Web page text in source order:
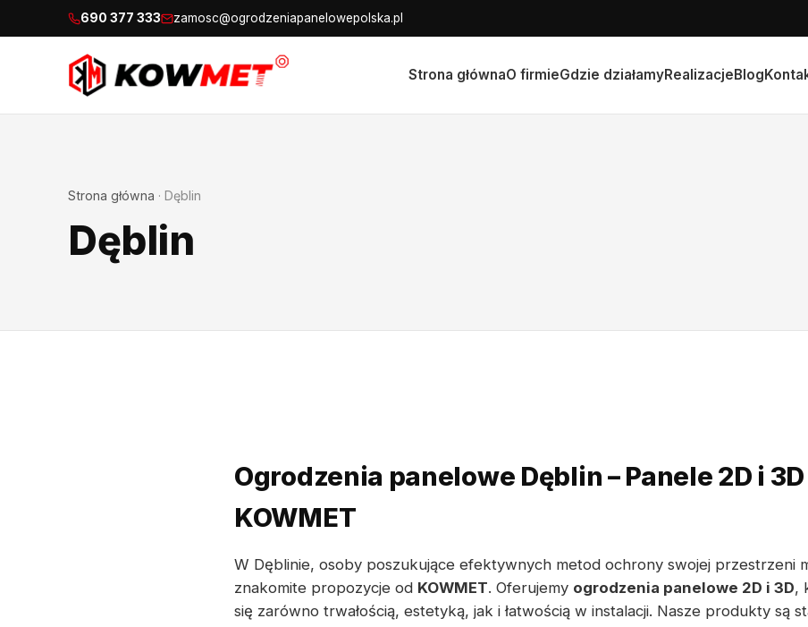
690 377 333 zamosc@ogrodzeniapanelowepolska.pl
Strona głównaO firmieGdzie działamyRealizacjeBlog
Strona główna · Dęblin
Dęblin
Ogrodzenia panelowe Dęblin – Panele 2D i
KOWMET
W Dęblinie, osoby poszukujące efektywnych metod ochrony swojej przestrzeni
znakomite propozycje od KOWMET. Oferujemy ogrodzenia panelowe 2D i 3D,
się zarówno trwałością, estetyką, jak i łatwością w instalacji. Nasze produkty są